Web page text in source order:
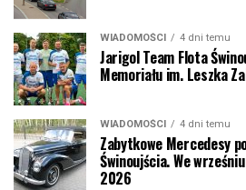
WIADOMOŚCI 4 dni temu
Jarigol Team Flota
Memoriału im. Leszka
WIADOMOŚCI 4 dni temu
Zabytkowe Mercedesy
Świnoujścia. We
2026